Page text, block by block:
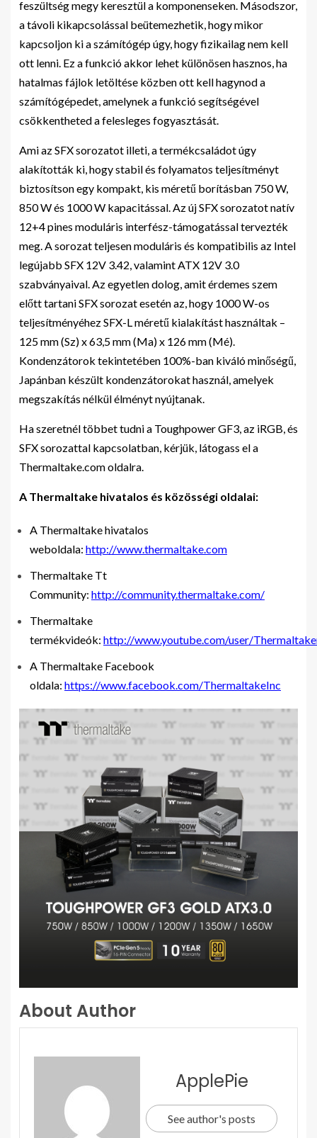
feszültség megy keresztül a komponenseken. Másodszor,
a távoli kikapcsolással beütemezhetik, hogy mikor
kapcsoljon ki a számítógép úgy, hogy fizikailag nem kell
ott lenni. Ez a funkció akkor lehet különösen hasznos, ha
hatalmas fájlok letöltése közben ott kell hagynod a
számítógépedet, amelynek a funkció segítségével
csökkentheted a felesleges fogyasztását.
Ami az SFX sorozatot illeti, a termékcsaládot úgy
alakították ki, hogy stabil és folyamatos teljesítményt
biztosítson egy kompakt, kis méretű borításban 750 W,
850 W és 1000 W kapacitással. Az új SFX sorozatot natív
12+4 pines moduláris interfész-támogatással tervezték
meg. A sorozat teljesen moduláris és kompatibilis az Intel
legújabb SFX 12V 3.42, valamint ATX 12V 3.0
szabványaival. Az egyetlen dolog, amit érdemes szem
előtt tartani SFX sorozat esetén az, hogy 1000 W-os
teljesítményéhez SFX-L méretű kialakítást használtak –
125 mm (Sz) x 63,5 mm (Ma) x 126 mm (Mé).
Kondenzátorok tekintetében 100%-ban kiváló minőségű,
Japánban készült kondenzátorokat használ, amelyek
megszakítás nélkül élményt nyújtanak.
Ha szeretnél többet tudni a Toughpower GF3, az iRGB, és
SFX sorozattal kapcsolatban, kérjük, látogass el a
Thermaltake.com oldalra.
A Thermaltake hivatalos és közösségi oldalai:
A Thermaltake hivatalos
weboldala: http://www.thermaltake.com
Thermaltake Tt
Community: http://community.thermaltake.com/
Thermaltake
termékvideók: http://www.youtube.com/user/
A Thermaltake Facebook
oldala: https://www.facebook.com/ThermaltakeInc
About Author
ApplePie
See author's posts